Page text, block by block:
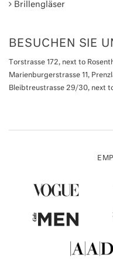
Brillengläser
BESUCHEN SIE
Torstrasse 172, next to
Marienburgerstrasse 11,
Bleibtreustrasse 29/30, next